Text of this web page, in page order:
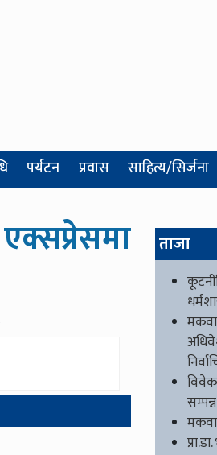
पर्यटन प्रवास साहित्य/सिर्जना
ताजा